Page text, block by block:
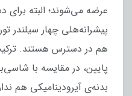
عرضه می‌شوند؛ البته برای
هم در دسترس هستند.
پایین، در مقایسه با
بدنه‌ی آیرودینامیکی هم